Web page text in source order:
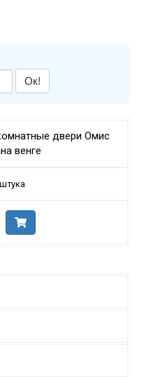
Ок!
двери Омис
венге